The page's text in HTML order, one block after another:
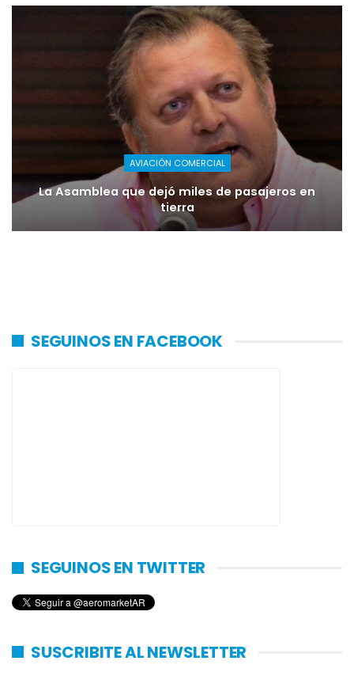
AVIACIÓN COMERCIAL
La Asamblea que dejó miles de pasajeros en
tierra
SEGUINOS EN FACEBOOK
SEGUINOS EN TWITTER
SUSCRIBITE AL NEWSLETTER